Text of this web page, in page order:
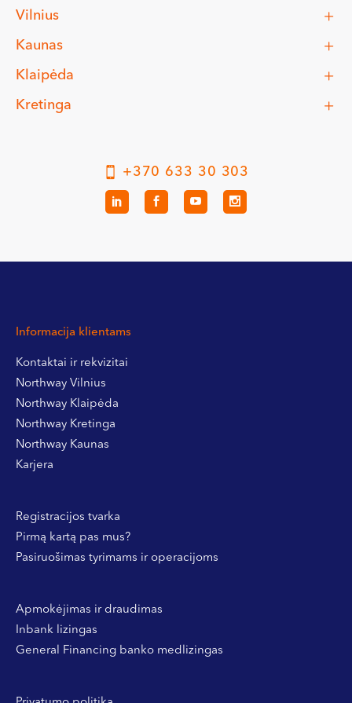
Vilnius
Kaunas
Klaipėda
Kretinga
+370 633 30 303
Informacija klientams
Kontaktai ir rekvizitai
Northway Vilnius
Northway Klaipėda
Northway Kretinga
Northway Kaunas
Karjera
Registracijos tvarka
Pirmą kartą pas mus?
Pasiruošimas tyrimams ir operacijoms
Apmokėjimas ir draudimas
Inbank lizingas
General Financing banko medlizingas